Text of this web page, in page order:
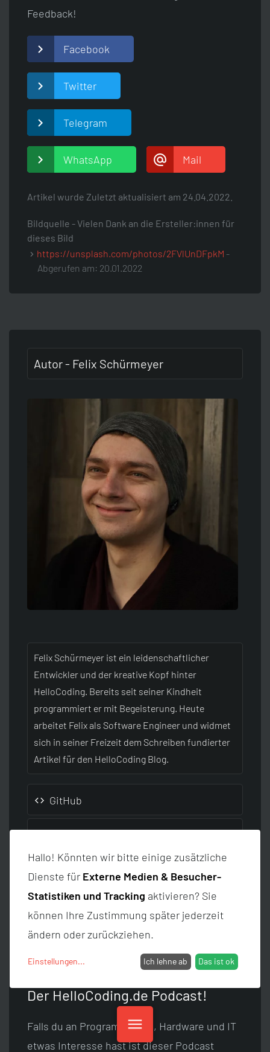
Feedback!
Facebook
Twitter
Telegram
WhatsApp Mail
Artikel wurde Zuletzt aktualisiert am 24.04.2022.
Bildquelle - Vielen Dank an die Ersteller:innen für
dieses Bild
https://unsplash.com/photos/2FVlUnDFpkM -
Abgerufen am: 20.01.2022
Autor - Felix Schürmeyer
Felix Schürmeyer ist ein leidenschaftlicher
Entwickler und der kreative Kopf hinter
HelloCoding. Bereits seit seiner Kindheit
programmiert er mit Begeisterung. Heute
arbeitet Felix als Software Engineer und widmet
sich in seiner Freizeit dem Schreiben fundierter
Artikel für den HelloCoding Blog.
GitHub
Autoren Seite
Folge uns auf Instagram!
Der HelloCoding.de Podcast!
Falls du an Programmieren, Hardware und IT
etwas Interesse hast ist dieser Podcast
Hallo! Könnten wir bitte einige zusätzliche
Dienste für Externe Medien & Besucher-
Statistiken und Tracking aktivieren? Sie
können Ihre Zustimmung später jederzeit
ändern oder zurückziehen.
Einstellungen... Ich lehne ab Das ist ok
menu